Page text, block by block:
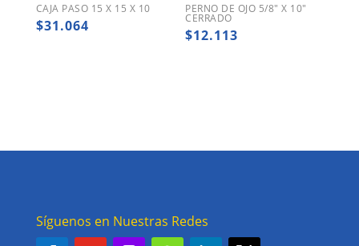
CAJA PASO 15 X 15 X 10
$31.064
PERNO DE OJO 5/8″ X 10″
CERRADO
$12.113
Síguenos en Nuestras Redes